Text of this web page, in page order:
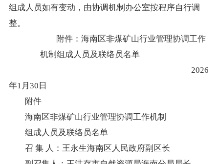
组成人员如有变动，由协调机制办公室按程序自行调
整。
附件 ：海南区非煤矿山行业管理协调工作
机制组成人员及联络员名单
2026
年1 月 30 日
附件
海南区非煤矿山行业管理协调工作机制
组成人员及联络员名单
召 集 人：王永生海南区人民政府副区长